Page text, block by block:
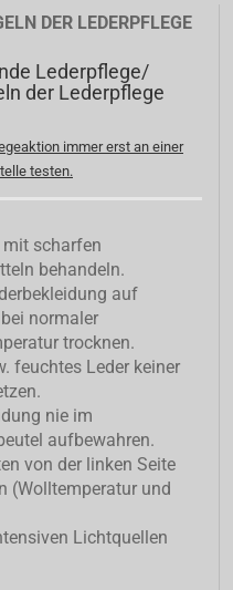
DER LEDERPFLEGE
Lederpflege/
der Lederpflege
immer erst an einer
testen.
mit scharfen
behandeln.
auf
normaler
trocknen.
feuchtes Leder keiner
nie im
aufbewahren.
von der linken Seite
(Wolltemperatur und
Lichtquellen